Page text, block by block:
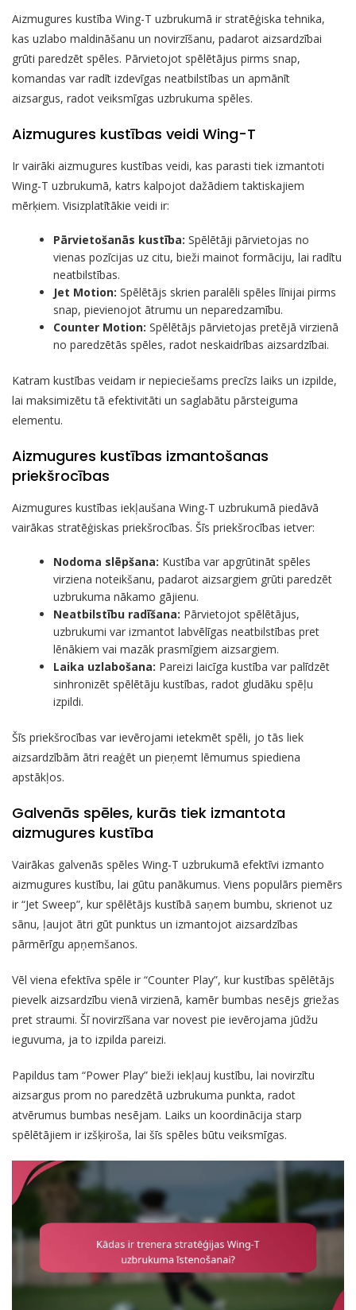
Aizmugures kustība Wing-T uzbrukumā ir stratēģiska tehnika,
kas uzlabo maldināšanu un novirzīšanu, padarot aizsardzībai
grūti paredzēt spēles. Pārvietojot spēlētājus pirms snap,
komandas var radīt izdevīgas neatbilstības un apmānīt
aizsargus, radot veiksmīgas uzbrukuma spēles.
Aizmugures kustības veidi Wing-T
Ir vairāki aizmugures kustības veidi, kas parasti tiek izmantoti
Wing-T uzbrukumā, katrs kalpojot dažādiem taktiskajiem
mērķiem. Visizplatītākie veidi ir:
Pārvietošanās kustība: Spēlētāji pārvietojas no
vienas pozīcijas uz citu, bieži mainot formāciju, lai radītu
neatbilstības.
Jet Motion: Spēlētājs skrien paralēli spēles līnijai pirms
snap, pievienojot ātrumu un neparedzamību.
Counter Motion: Spēlētājs pārvietojas pretējā virzienā
no paredzētās spēles, radot neskaidrības aizsardzībai.
Katram kustības veidam ir nepieciešams precīzs laiks un izpilde,
lai maksimizētu tā efektivitāti un saglabātu pārsteiguma
elementu.
Aizmugures kustības izmantošanas
priekšrocības
Aizmugures kustības iekļaušana Wing-T uzbrukumā piedāvā
vairākas stratēģiskas priekšrocības. Šīs priekšrocības ietver:
Nodoma slēpšana: Kustība var apgrūtināt spēles
virziena noteikšanu, padarot aizsargiem grūti paredzēt
uzbrukuma nākamo gājienu.
Neatbilstību radīšana: Pārvietojot spēlētājus,
uzbrukumi var izmantot labvēlīgas neatbilstības pret
lēnākiem vai mazāk prasmīgiem aizsargiem.
Laika uzlabošana: Pareizi laicīga kustība var palīdzēt
sinhronizēt spēlētāju kustības, radot gludāku spēļu
izpildi.
Šīs priekšrocības var ievērojami ietekmēt spēli, jo tās liek
aizsardzībām ātri reaģēt un pieņemt lēmumus spiediena
apstākļos.
Galvenās spēles, kurās tiek izmantota
aizmugures kustība
Vairākas galvenās spēles Wing-T uzbrukumā efektīvi izmanto
aizmugures kustību, lai gūtu panākumus. Viens populārs piemērs
ir “Jet Sweep”, kur spēlētājs kustībā saņem bumbu, skrienot uz
sānu, ļaujot ātri gūt punktus un izmantojot aizsardzības
pārmērīgu apņemšanos.
Vēl viena efektīva spēle ir “Counter Play”, kur kustības spēlētājs
pievelk aizsardzību vienā virzienā, kamēr bumbas nesējs griežas
pret straumi. Šī novirzīšana var novest pie ievērojama jūdžu
ieguvuma, ja to izpilda pareizi.
Papildus tam “Power Play” bieži iekļauj kustību, lai novirzītu
aizsargus prom no paredzētā uzbrukuma punkta, radot
atvērumus bumbas nesējam. Laiks un koordinācija starp
spēlētājiem ir izšķiroša, lai šīs spēles būtu veiksmīgas.